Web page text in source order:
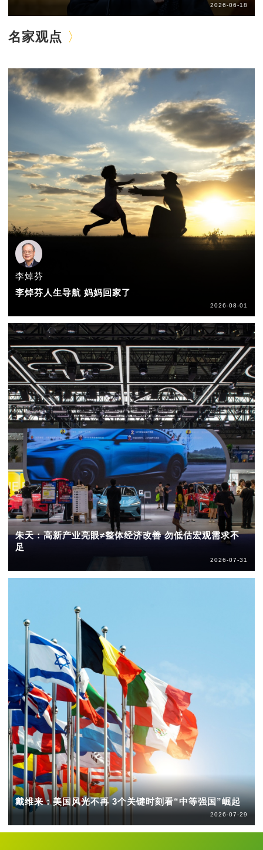
2026-06-18
名家观点
李焯芬
李焯芬人生导航 妈妈回家了
2026-08-01
朱天：高新产业亮眼≠整体经济改善 勿低估宏观需求不
足
2026-07-31
戴维来：美国风光不再 3个关键时刻看“中等强国”崛起
2026-07-29